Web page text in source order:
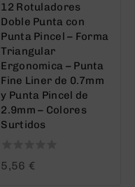
12 Rotuladores
Doble Punta con
Punta Pincel – Forma
Triangular
Ergonomica – Punta
Fine Liner de 0.7mm
y Punta Pincel de
2.9mm – Colores
Surtidos
0
5,56 €